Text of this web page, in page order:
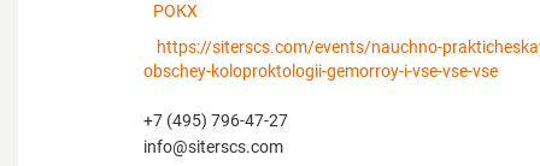
РОКХ
https://siterscs.com/events/nauchno-
obschey-koloproktologii-gemorroy-i-vse-vse-vse
+7 (495) 796-47-27
info@siterscs.com